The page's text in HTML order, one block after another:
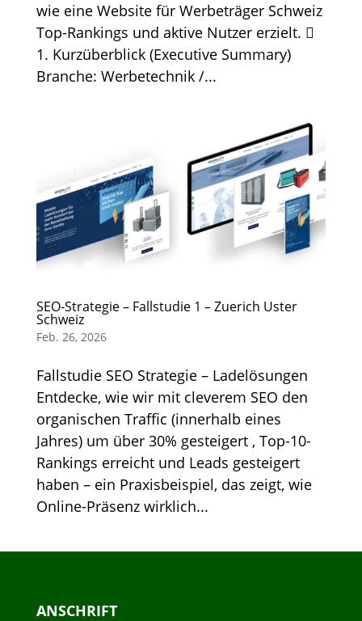
wie eine Website für Werbeträger Schweiz
Top-Rankings und aktive Nutzer erzielt. 
1. Kurzüberblick (Executive Summary)
Branche: Werbetechnik /...
SEO-Strategie – Fallstudie 1 – Zuerich Uster
Schweiz
Feb. 26, 2026
Fallstudie SEO Strategie – Ladelösungen
Entdecke, wie wir mit cleverem SEO den
organischen Traffic (innerhalb eines
Jahres) um über 30% gesteigert , Top-10-
Rankings erreicht und Leads gesteigert
haben – ein Praxisbeispiel, das zeigt, wie
Online-Präsenz wirklich...
ANSCHRIFT